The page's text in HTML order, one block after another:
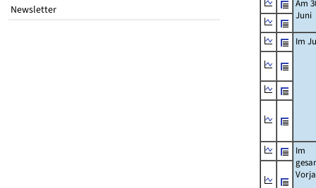
Newsletter
Am
Juni
Im
Im